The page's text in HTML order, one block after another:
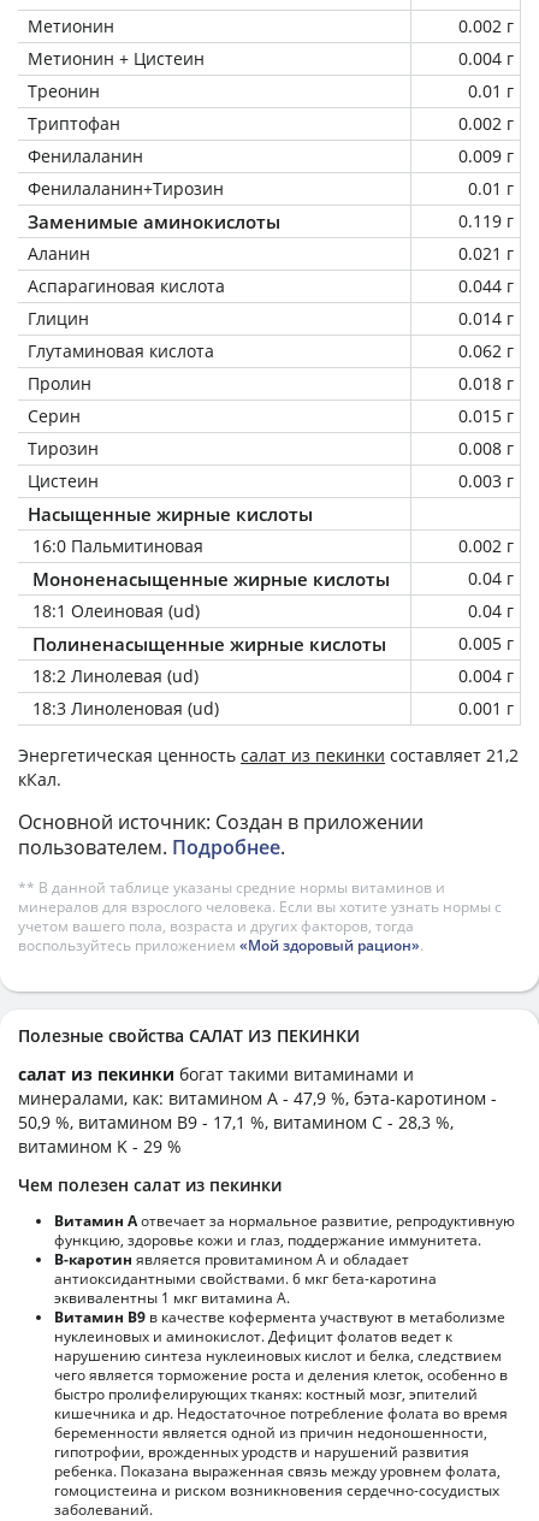
Метионин
0.002 г
Метионин + Цистеин
0.004 г
Треонин
0.01 г
Триптофан
0.002 г
Фенилаланин
0.009 г
Фенилаланин+Тирозин
0.01 г
Заменимые аминокислоты
0.119 г
Аланин
0.021 г
Аспарагиновая кислота
0.044 г
Глицин
0.014 г
Глутаминовая кислота
0.062 г
Пролин
0.018 г
Серин
0.015 г
Тирозин
0.008 г
Цистеин
0.003 г
Насыщенные жирные кислоты
16:0 Пальмитиновая 0.002 г
Мононенасыщенные жирные кислоты
0.04 г
18:1 Олеиновая (ud)
0.04 г
Полиненасыщенные жирные кислоты
0.005 г
18:2 Линолевая (ud)
0.004 г
18:3 Линоленовая (ud)
0.001 г
Энергетическая ценность салат из пекинки составляет 21,2
кКал.
Основной источник: Создан в приложении
пользователем. Подробнее.
** В данной таблице указаны средние нормы витаминов и
минералов для взрослого человека. Если вы хотите узнать нормы с
учетом вашего пола, возраста и других факторов, тогда
воспользуйтесь приложением «Мой здоровый рацион».
Полезные свойства САЛАТ ИЗ ПЕКИНКИ
салат из пекинки богат такими витаминами и
минералами, как: витамином А - 47,9 %, бэта-каротином -
50,9 %, витамином B9 - 17,1 %, витамином C - 28,3 %,
витамином K - 29 %
Чем полезен салат из пекинки
Витамин Аотвечает за нормальное развитие, репродуктивную
функцию, здоровье кожи и глаз, поддержание иммунитета.
В-каротин является провитамином А и обладает
антиоксидантными свойствами. 6 мкг бета-каротина
эквивалентны 1 мкг витамина А.
Витамин В9 в качестве кофермента участвуют в метаболизме
нуклеиновых и аминокислот. Дефицит фолатов ведет к
нарушению синтеза нуклеиновых кислот и белка, следствием
чего является торможение роста и деления клеток, особенно в
быстро пролифелирующих тканях: костный мозг, эпителий
кишечника и др. Недостаточное потребление фолата во время
беременности является одной из причин недоношенности,
гипотрофии, врожденных уродств и нарушений развития
ребенка. Показана выраженная связь между уровнем фолата,
гомоцистеина и риском возникновения сердечно-сосудистых
заболеваний.